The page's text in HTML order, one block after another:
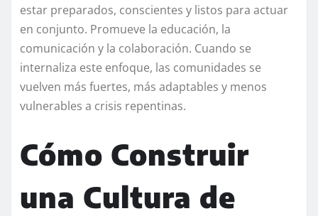
estar preparados, conscientes y listos para actuar
en conjunto. Promueve la educación, la
comunicación y la colaboración. Cuando se
internaliza este enfoque, las comunidades se
vuelven más fuertes, más adaptables y menos
vulnerables a crisis repentinas.
Cómo Construir
una Cultura de